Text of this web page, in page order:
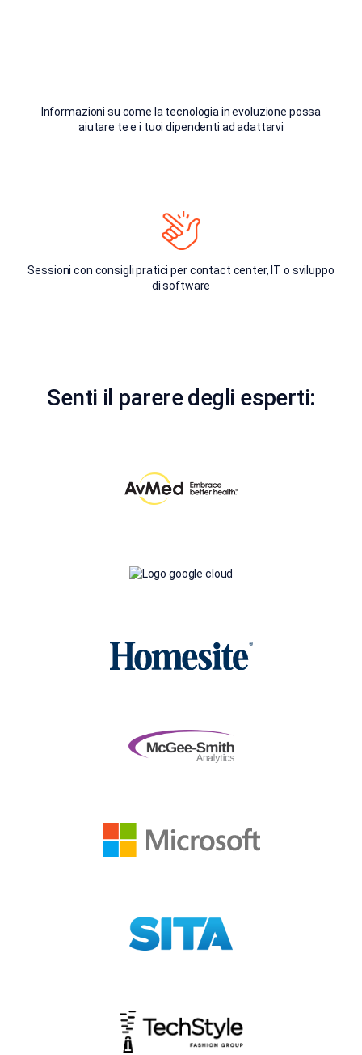
Informazioni su come la tecnologia in evoluzione possa
aiutare te e i tuoi dipendenti ad adattarvi
Sessioni con consigli pratici per contact center, IT o sviluppo
di software
Senti il parere degli esperti: